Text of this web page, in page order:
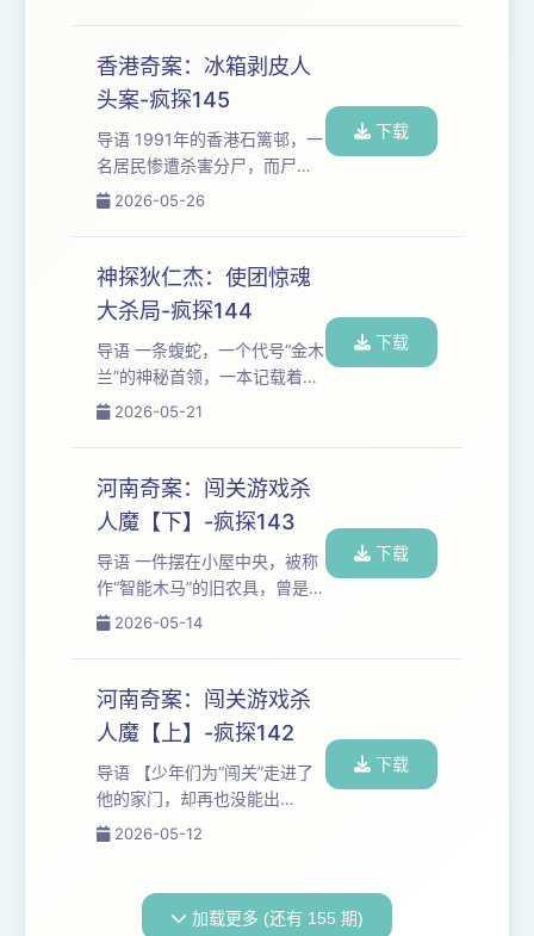
点击：疯趣阿泽 ♾️时间轴
00:00:25 小样儿限时...
悄然守护着他们所见的世界。
这不是虚构的冒险，不是电
影，不是游戏，这就是发生在
我们身边，由一群少年亲手书
写的“英雄日记”！ 视频节目请
点击：疯趣阿泽 本期节目相关
图片 更多精彩内容推荐 香港奇
杰：使团惊魂大杀局致命女
人：硫酸毁尸杀夫狂太平洋大
逃杀：鲁荣渔2...
香港奇案：冰箱剥皮人
头案-疯探145
导语 1991年的香港石篱邨，一
名居民惨遭杀害分尸，而尸体
除了头颅藏于冰箱之外，其他
颅脸皮和头发均被削去，警方
一时之间无法辨认出死者身
份，甚至性别...... 视频节目请
点击：疯趣阿泽 本期案件相关
图片 更多精彩内容推荐 河南奇
案：闯关游戏杀人魔【下】河
南奇案：闯关游戏杀人魔
夫狂太平洋大逃杀：鲁荣渔
2682号惨案全纪录香港秘闻番
外篇...
2026-05-26
下载
神探狄仁杰：使团惊魂
大杀局-疯探144
导语 一条蝮蛇，一个代号“金木
兰”的神秘首领，一本记载着满
朝文武逆反之罪的“名单”，正织
他们的目的不仅是谋反，更是
要将大周与突厥同时拖入战
火，坐收渔利。 狄仁杰步入
的，并非案发现场，而是一个
运转了十年的巨大杀局。 这潭
浑水，深不见底...... 视频节目
请点击：【疯趣阿泽】 本期节
大宋提刑官：迷局、情书与毒
计大宋提刑官：...
2026-05-21
下载
河南奇案：闯关游戏杀
人魔【下】-疯探143
导语 一件摆在小屋中央，被称
作“智能木马”的旧农具，曾是一
把普通的扎面条机架子。 然
民的院子里，它成了二十多名
少年通向地狱的入口。 2001年
到2003年，网吧、录像厅、游
戏厅成为了捕猎场。 究竟是凶
手的邪恶，还是一个集体沉
默，层层推诿的失职系统，共
同将这二十余个家庭的幸福，
没有一个...
2026-05-14
下载
河南奇案：闯关游戏杀
人魔【上】-疯探142
导语 【少年们为“闯关”走进了
他的家门，却再也没能出
来......】 2001年到2003年，
17名青少年通向地狱的终站。 ‌
更令人齿冷的，不仅是凶手的
2026-05-12
下载
加载更多 (还有 155 期)